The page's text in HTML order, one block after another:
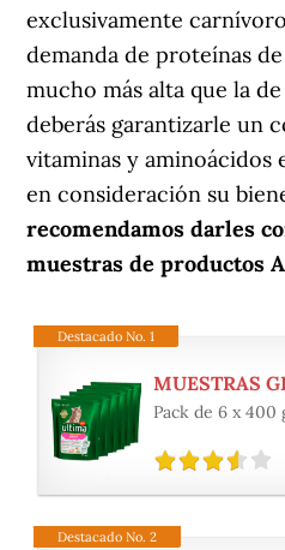
exclusivamente
demanda de proteínas
mucho más alta que la
deberás garantizarle un
vitaminas y aminoácidos
en consideración su
recomendamos darles
muestras de productos
Destacado No. 1
Pack de 6 x
Destacado No. 2